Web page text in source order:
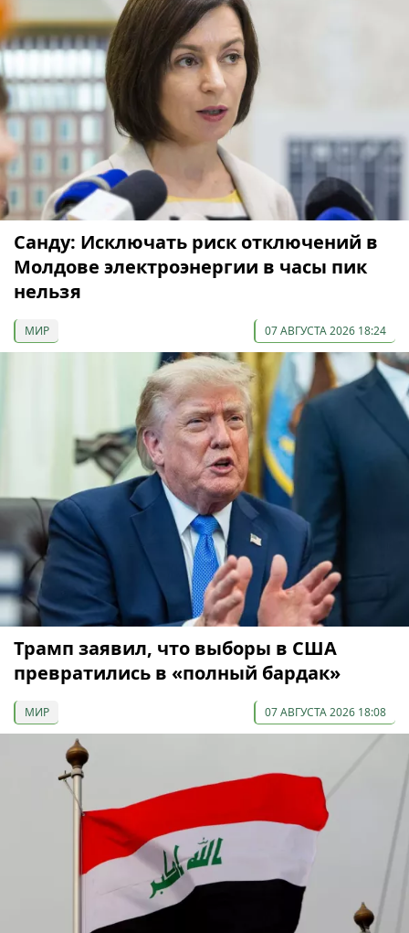
Санду: Исключать риск отключений в
Молдове электроэнергии в часы пик
нельзя
МИР 07 АВГУСТА 2026 18:24
Трамп заявил, что выборы в США
превратились в «полный бардак»
МИР 07 АВГУСТА 2026 18:08